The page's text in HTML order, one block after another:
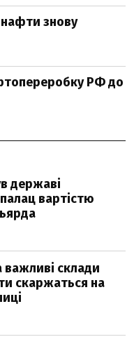
нафти знову
РФ до
державі
вартістю
склади
скаржаться на